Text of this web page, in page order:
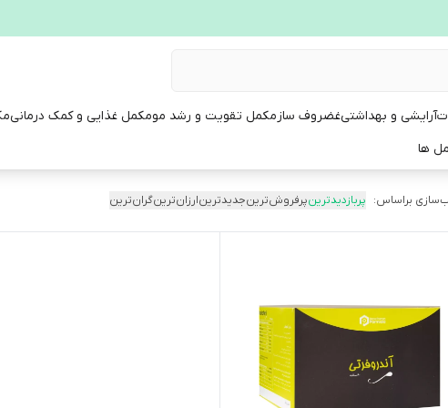
آرایشی و بهداشتیغضروف سازمکمل تقویت و رشد مومکمل غذایی و کمک درمانی
ها
براساس: پربازدیدترینپرفروش‌ترینجدیدترینارزان‌ترینگران‌ترین